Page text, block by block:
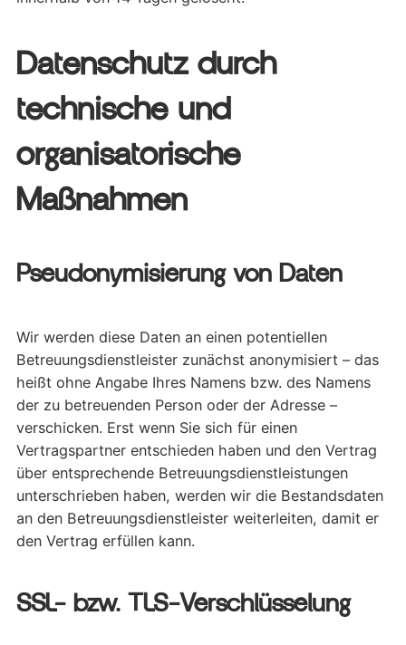
Datenschutz durch
technische und
organisatorische
Maßnahmen
Pseudonymisierung von Daten
Wir werden diese Daten an einen potentiellen
Betreuungsdienstleister zunächst anonymisiert – das
heißt ohne Angabe Ihres Namens bzw. des Namens
der zu betreuenden Person oder der Adresse –
verschicken. Erst wenn Sie sich für einen
Vertragspartner entschieden haben und den Vertrag
über entsprechende Betreuungsdienstleistungen
unterschrieben haben, werden wir die Bestandsdaten
an den Betreuungsdienstleister weiterleiten, damit er
den Vertrag erfüllen kann.
SSL- bzw. TLS-Verschlüsselung